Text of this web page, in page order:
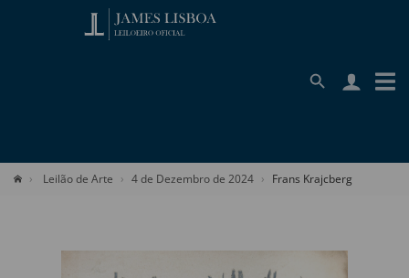
Leilão de Arte 4 de Dezembro de 2024 Frans Krajcberg